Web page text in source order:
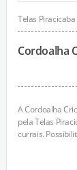
Telas Piracicaba
Cordoalha
A Cordoalha
pela Telas
currais.